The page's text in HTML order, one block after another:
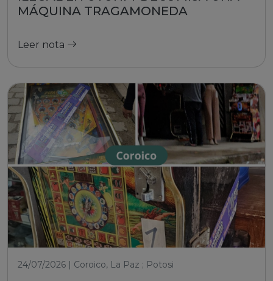
MÁQUINA TRAGAMONEDA
Leer nota
24/07/2026 | Coroico, La Paz ; Potosi